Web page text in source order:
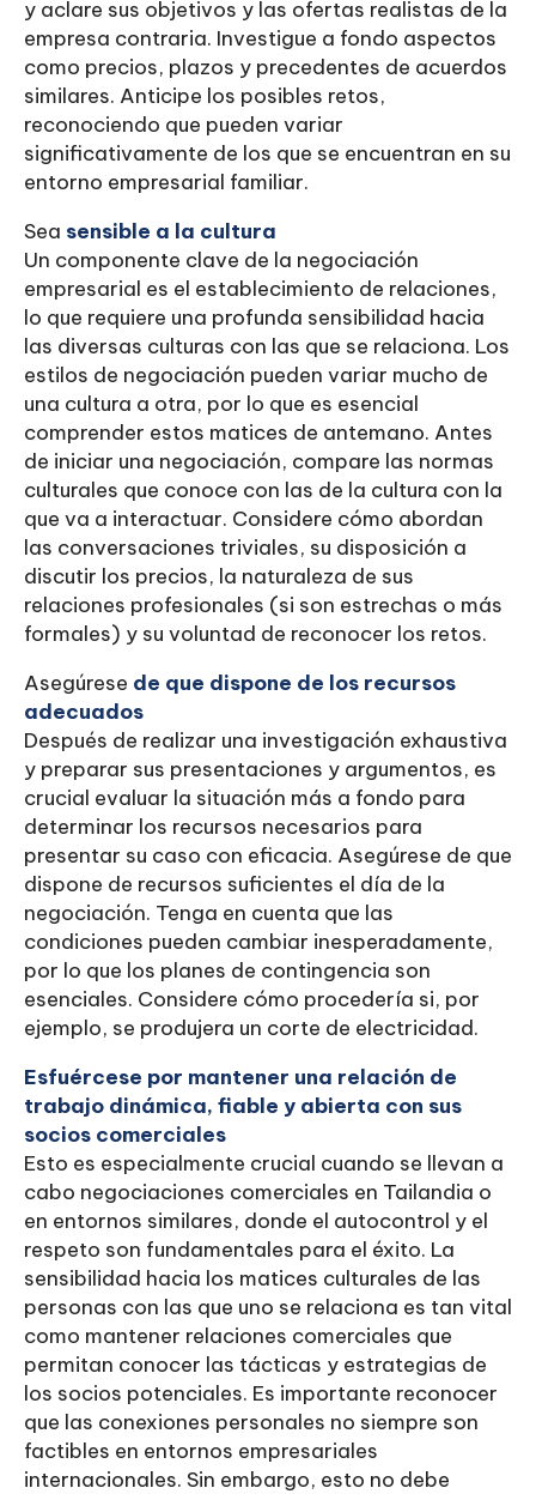
y aclare sus objetivos y las ofertas realistas de la
empresa contraria. Investigue a fondo aspectos
como precios, plazos y precedentes de acuerdos
similares. Anticipe los posibles retos,
reconociendo que pueden variar
significativamente de los que se encuentran en su
entorno empresarial familiar.
Sea sensible a la cultura
Un componente clave de la negociación
empresarial es el establecimiento de relaciones,
lo que requiere una profunda sensibilidad hacia
las diversas culturas con las que se relaciona. Los
estilos de negociación pueden variar mucho de
una cultura a otra, por lo que es esencial
comprender estos matices de antemano. Antes
de iniciar una negociación, compare las normas
culturales que conoce con las de la cultura con la
que va a interactuar. Considere cómo abordan
las conversaciones triviales, su disposición a
discutir los precios, la naturaleza de sus
relaciones profesionales (si son estrechas o más
formales) y su voluntad de reconocer los retos.
Asegúrese de que dispone de los recursos
adecuados
Después de realizar una investigación exhaustiva
y preparar sus presentaciones y argumentos, es
crucial evaluar la situación más a fondo para
determinar los recursos necesarios para
presentar su caso con eficacia. Asegúrese de que
dispone de recursos suficientes el día de la
negociación. Tenga en cuenta que las
condiciones pueden cambiar inesperadamente,
por lo que los planes de contingencia son
esenciales. Considere cómo procedería si, por
ejemplo, se produjera un corte de electricidad.
Esfuércese por mantener una relación de
trabajo dinámica, fiable y abierta con sus
socios comerciales
Esto es especialmente crucial cuando se llevan a
cabo negociaciones comerciales en Tailandia o
en entornos similares, donde el autocontrol y el
respeto son fundamentales para el éxito. La
sensibilidad hacia los matices culturales de las
personas con las que uno se relaciona es tan vital
como mantener relaciones comerciales que
permitan conocer las tácticas y estrategias de
los socios potenciales. Es importante reconocer
que las conexiones personales no siempre son
factibles en entornos empresariales
internacionales. Sin embargo, esto no debe